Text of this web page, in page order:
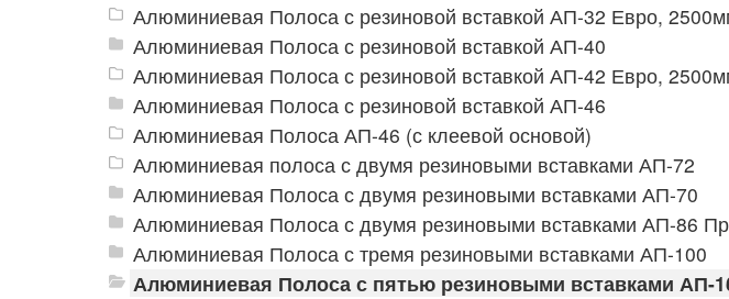
Алюминиевая Полоса с резиновой вставкой АП-32 Евро,
Алюминиевая Полоса с резиновой вставкой АП-40
Алюминиевая Полоса с резиновой вставкой АП-42 Евро,
Алюминиевая Полоса с резиновой вставкой АП-46
Алюминиевая Полоса АП-46 (с клеевой основой)
Алюминиевая полоса с двумя резиновыми вставками АП-72
Алюминиевая Полоса с двумя резиновыми вставками АП-70
Алюминиевая Полоса с двумя резиновыми вставками АП-86
Алюминиевая Полоса с тремя резиновыми вставками АП-100
Алюминиевая Полоса с пятью резиновыми вставками АП-